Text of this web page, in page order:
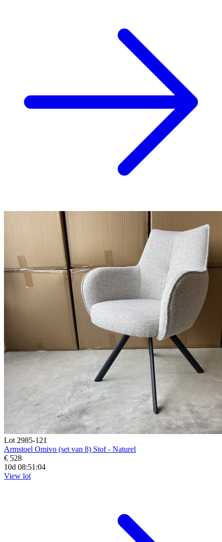
Lot 2985-121
Armstoel Omivo (set van 8) Stof - Naturel
€ 528
10d 08:51:02
View lot